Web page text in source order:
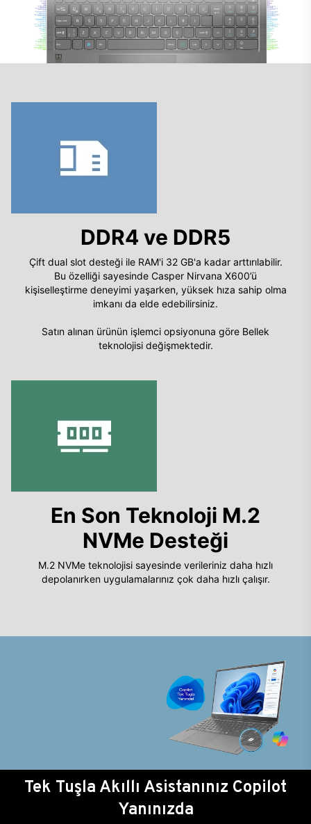
DDR4 ve DDR5
Çift dual slot desteği ile RAM'i 32 GB'a kadar arttırılabilir.
Bu özelliği sayesinde Casper Nirvana X600’ü
kişiselleştirme deneyimi yaşarken, yüksek hıza sahip olma
imkanı da elde edebilirsiniz.
Satın alınan ürünün işlemci opsiyonuna göre Bellek
teknolojisi değişmektedir.
En Son Teknoloji M.2
NVMe Desteği
M.2 NVMe teknolojisi sayesinde verileriniz daha hızlı
depolanırken uygulamalarınız çok daha hızlı çalışır.
Tek Tuşla Akıllı Asistanınız Copilot
Yanınızda